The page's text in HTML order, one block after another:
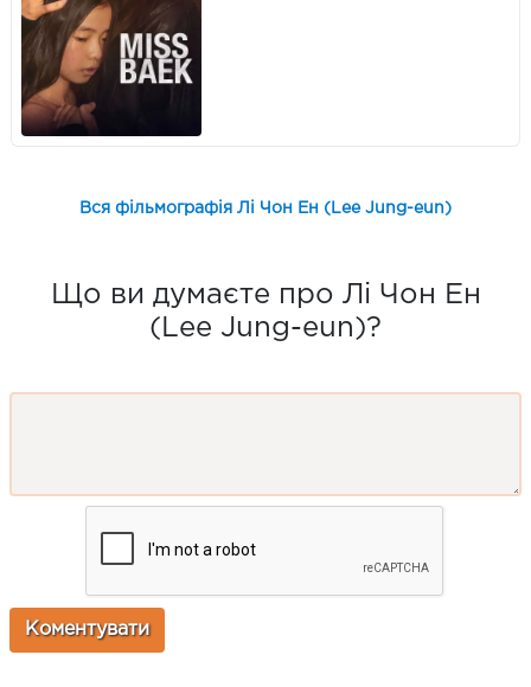
Вся фільмографія Лі Чон Ен (Lee Jung-eun)
Що ви думаєте про Лі Чон Ен
(Lee Jung-eun)?